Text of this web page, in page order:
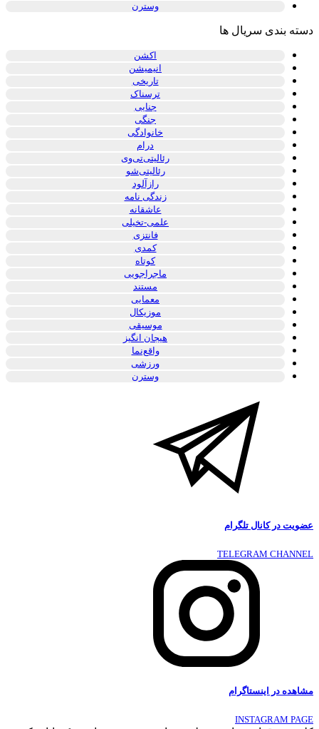
وسترن
دسته بندی سریال ها
اکشن
انیمیشن
تاریخی
ترسناک
جنایی
جنگی
خانوادگی
درام
رئالیتی‌تی‌وی
رئالیتی‌شو
رازآلود
زندگی نامه
عاشقانه
علمی-تخیلی
فانتزی
کمدی
کوتاه
ماجراجویی
مستند
معمایی
موزیکال
موسیقی
هیجان انگیز
واقع‌نما
ورزشی
وسترن
عضویت در کانال تلگرام
TELEGRAM CHANNEL
مشاهده در اینستاگرام
INSTAGRAM PAGE